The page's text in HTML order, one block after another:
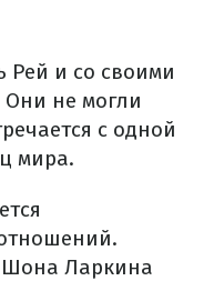
Рей и со своими
Они не могли
с одной
мира.
Ларкина